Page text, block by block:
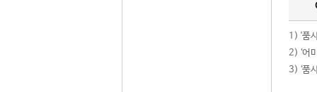
1) '품
2) ‘어
3) ‘품